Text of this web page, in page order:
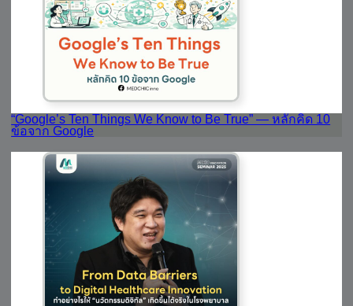
“Google’s Ten Things We Know to Be True” — หลักคิด 10
ข้อจาก Google